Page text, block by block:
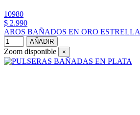
10980
$ 2.990
AROS BAÑADOS EN ORO ESTRELLA
AÑADIR
Zoom disponible ×